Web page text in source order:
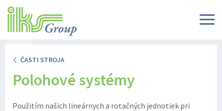
ČASTI STROJA
Polohové systémy
Použitím našich lineárnych a rotačných jednotiek pri